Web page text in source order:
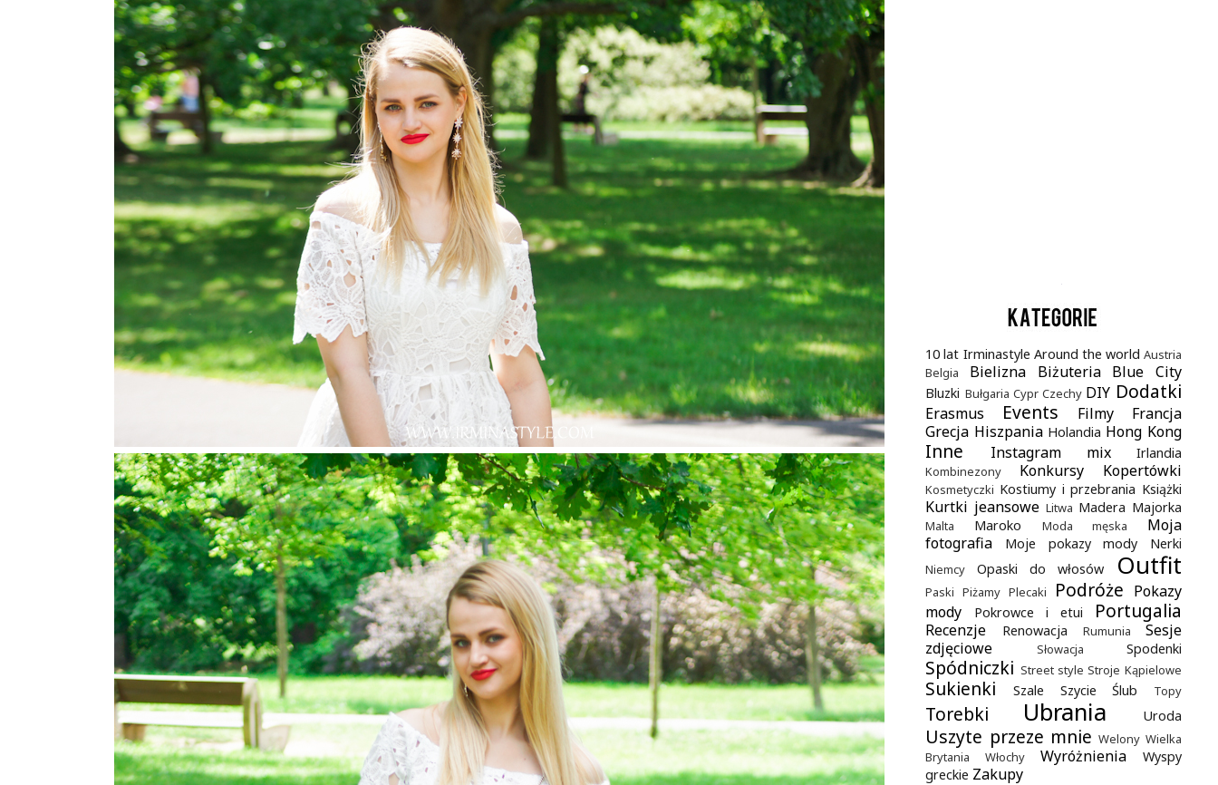
.
10 lat Irminastyle Around the world Austria
Belgia
Bielizna Biżuteria Blue City
Bluzki Bułgaria Cypr Czechy DIY Dodatki
Erasmus Events Filmy
Francja
Grecja Hiszpania Holandia Hong Kong
Inne Instagram mix Irlandia
Kombinezony Konkursy Kopertówki
Kosmetyczki Kostiumy i przebrania Książki
Kurtki jeansowe Litwa Madera Majorka
Malta Maroko Moda męska
Moja
fotografia
Moje pokazy mody Nerki
Niemcy Opaski do włosów Outfit
Paski Piżamy Plecaki Podróże Pokazy
mody
Pokrowce i etui Portugalia
Recenzje Renowacja Rumunia
Sesje
zdjęciowe
Słowacja Spodenki
Spódniczki Street style Stroje Kąpielowe
Sukienki Szale Szycie Ślub Topy
Torebki Ubrania Uroda
Uszyte przeze mnie Welony Wielka
Brytania
Włochy Wyróżnienia
Wyspy
greckie Zakupy